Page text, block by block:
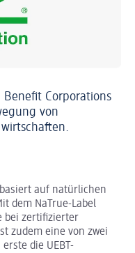
Benefit Corporations
von
auf natürlichen
dem NaTrue-Label
bei zertifizierter
zudem eine von zwei
die UEBT-